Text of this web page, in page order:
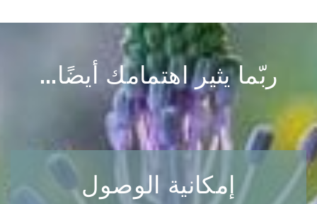
ربّما يثير اهتمامك أيضًا...
إمكانية الوصول